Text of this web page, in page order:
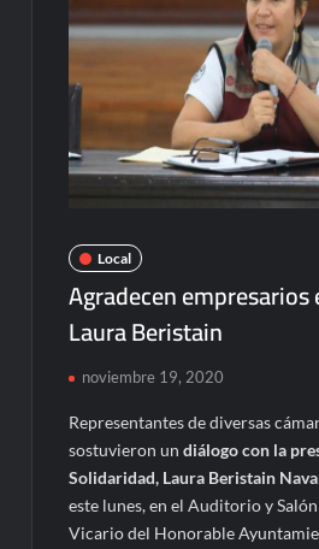
Local
Agradecen
Laura Beristain
noviembre 19, 2020
Representantes de diversas
sostuvieron un diálogo con la
Solidaridad, Laura Beristain
este lunes, en el Auditorio y Salón
Vicario del Honorable